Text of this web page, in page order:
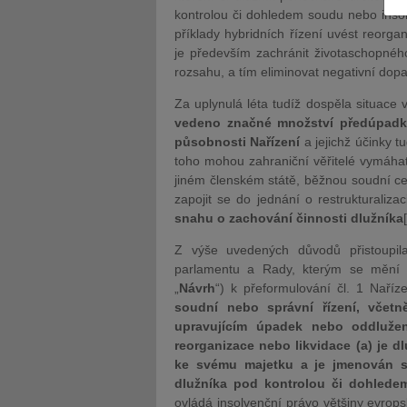
kontrolou či dohledem soudu nebo
příklady hybridních řízení uvést
je především zachránit
rozsahu, a tím eliminovat negativní
Za uplynulá léta tudíž dospěla situace
vedeno značné množství
působnosti Nařízení a jejichž účinky
toho mohou zahraniční věřitelé
jiném členském státě, běžnou soudní
zapojit se do jednání o
snahu o zachování činnosti dlužníka
Z výše uvedených důvodů
parlamentu a Rady, kterým se
Návrh“) k přeformulování čl. 1
soudní nebo správní řízení,
upravujícím úpadek nebo
reorganizace nebo likvidace (a) je
ke svému majetku a je jmenován
dlužníka pod kontrolou či
ovládá insolvenční právo většiny
JUDr. Tomáš Nielsen
JUDr.
Kurzy